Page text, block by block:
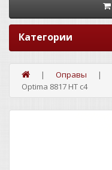
Категории
Оправы
Optima 8817 HT c4